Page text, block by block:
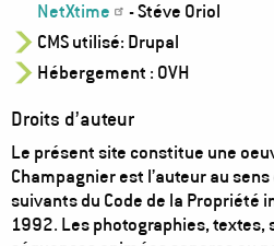
NetXtime
- Stéve Oriol
CMS utilisé: Drupal
Hébergement : OVH
Droits d’auteur
Le présent site constitue une
Champagnier est l’auteur au
suivants du Code de la Propriété
1992. Les photographies, textes,